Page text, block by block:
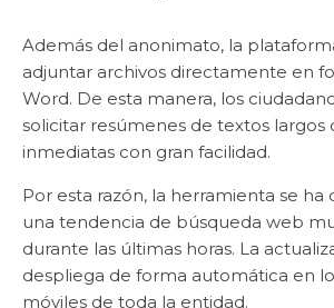
Además del anonimato, la
adjuntar archivos directamente en
Word. De esta manera, los
solicitar resúmenes de textos largos
inmediatas con gran facilidad.
Por esta razón, la herramienta se ha
una tendencia de búsqueda web
durante las últimas horas. La
despliega de forma automática en
móviles de toda la entidad.